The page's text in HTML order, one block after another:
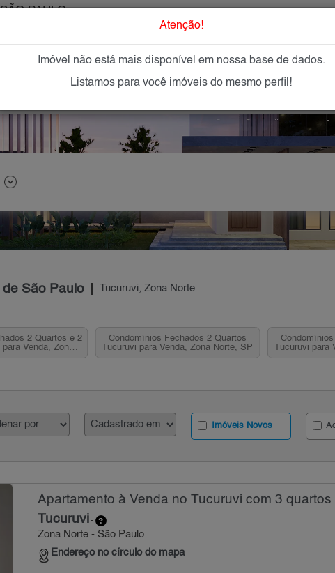
PAULO
IMÓVEIS NOVOS IMOBILIÁRIAS
de São Paulo Tucuruvi, Zona Norte
2 Quartos e 2
Venda, Zona
Condomínios Fechados 2 Quartos
Tucuruvi para Venda, Zona Norte, SP
Tucuruvi para
Imóveis Novos
Apartamento à Venda no Tucuruvi com 3 quartos
Tucuruvi-
Zona Norte - São Paulo
Endereço no círculo do mapa
Atenção!
Imóvel não está mais disponível em nossa base de dados.
Listamos para você imóveis do mesmo perfil!